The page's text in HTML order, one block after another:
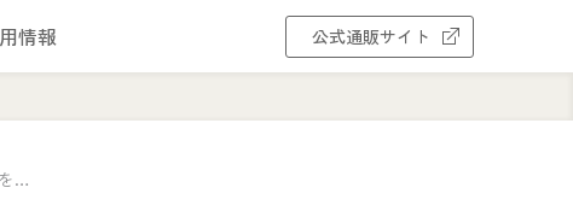
情報 公式通販サイト
『山形ラフランスジュース』山形県産のラフランスのみを贅沢にしぼった、砂糖、香料、着色料不使用のストレート果汁100％ジュースです🥤🍐果汁をそのままかじったような満足感を味わえます！